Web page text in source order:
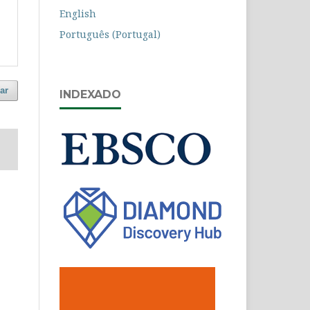
English
Português (Portugal)
INDEXADO